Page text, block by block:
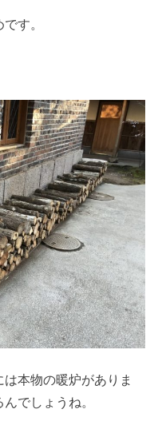
す。
本物の暖炉がありま
でしょうね。